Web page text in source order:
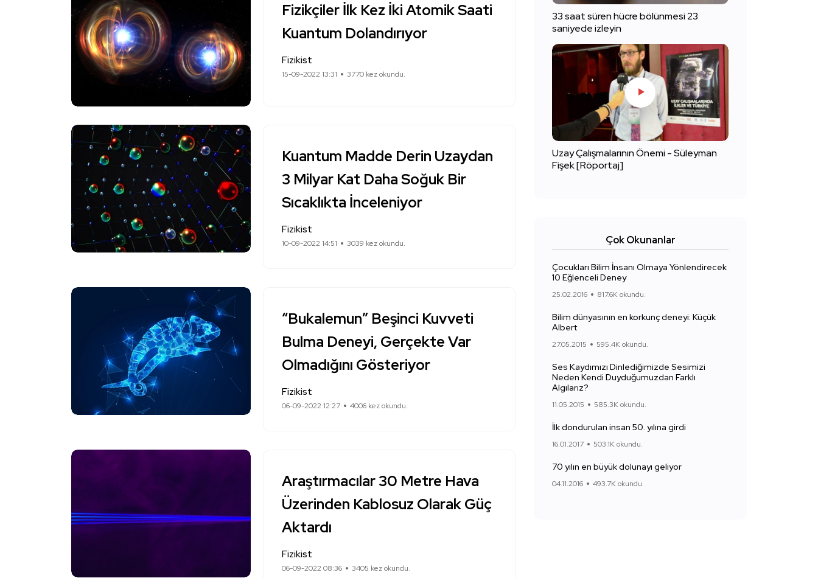
Fizikçiler İlk Kez İki Atomik Saati
Kuantum Dolandırıyor
Fizikist
15-09-2022 13:31 3770 kez okundu.
Kuantum Madde Derin Uzaydan
3 Milyar Kat Daha Soğuk Bir
Sıcaklıkta İnceleniyor
Fizikist
10-09-2022 14:51 3039 kez okundu.
“Bukalemun” Beşinci Kuvveti
Bulma Deneyi, Gerçekte Var
Olmadığını Gösteriyor
Fizikist
06-09-2022 12:27 4006 kez okundu.
Araştırmacılar 30 Metre Hava
Üzerinden Kablosuz Olarak Güç
Aktardı
Fizikist
06-09-2022 08:36 3405 kez okundu.
33 saat süren hücre bölünmesi 23
saniyede izleyin
Uzay Çalışmalarının Önemi - Süleyman
Fişek [Röportaj]
Çok Okunanlar
Çocukları Bilim İnsanı Olmaya Yönlendirecek
10 Eğlenceli Deney
25.02.2016 817.6K okundu.
Bilim dünyasının en korkunç deneyi: Küçük
Albert
27.05.2015 595.4K okundu.
Ses Kaydımızı Dinlediğimizde Sesimizi
Neden Kendi Duyduğumuzdan Farklı
Algılarız?
11.05.2015 585.3K okundu.
İlk dondurulan insan 50. yılına girdi
16.01.2017 503.1K okundu.
70 yılın en büyük dolunayı geliyor
04.11.2016 493.7K okundu.